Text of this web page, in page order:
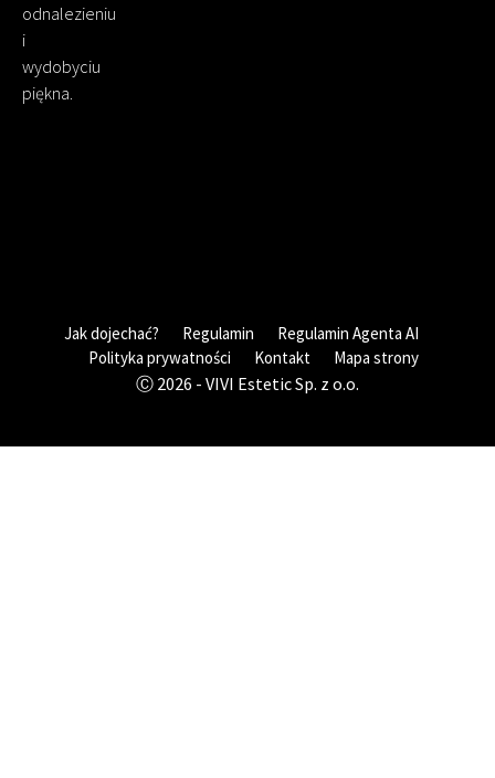
odnalezieniu
i
wydobyciu
piękna.
Jak dojechać? Regulamin
Regulamin Agenta AI
Polityka prywatności
Kontakt Mapa strony
Ⓒ 2026 - VIVI Estetic Sp. z o.o.